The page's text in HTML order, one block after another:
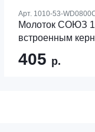
Арт. 1010-53-
Молоток СОЮЗ
встроенным
405 р.